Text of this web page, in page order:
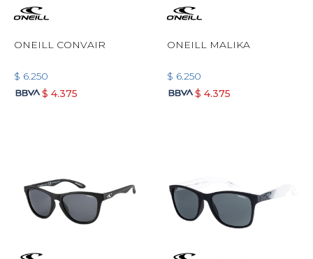
ONEILL CONVAIR
$ 6.250
$ 4.375
ONEILL MALIKA
$ 6.250
$ 4.375